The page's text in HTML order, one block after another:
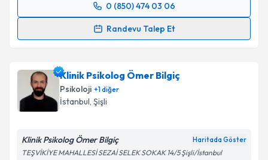
0 (850) 474 03 06
Randevu Talep Et
Randevu Takvimi Talebi
için bir takvim hazırlandığında e-posta ile
bilgilendireceğiz.
E-posta Adresiniz
Klinik Psikolog Ömer Bilgiç
Psikoloji +1diğer
İstanbul, Şişli
Klinik Psikolog Ömer Bilgiç Haritada Göster
TEŞVİKİYE MAHALLESİ SEZAİ SELEK SOKAK 14/5 Şişli/İstanbul